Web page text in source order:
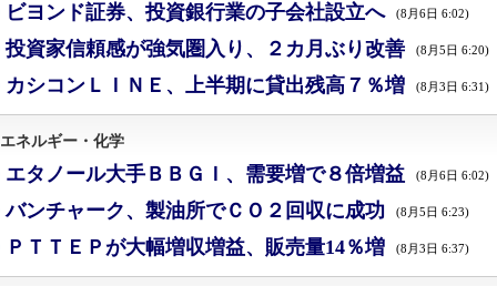
ビヨンド証券、投資銀行業の子会社設立へ (8月6日 6:02)
投資家信頼感が強気圏入り、２カ月ぶり改善 (8月5日 6:20)
カシコンＬＩＮＥ、上半期に貸出残高７％増 (8月3日 6:31)
エネルギー・化学
エタノール大手ＢＢＧＩ、需要増で８倍増益 (8月6日 6:02)
バンチャーク、製油所でＣＯ２回収に成功 (8月5日 6:23)
ＰＴＴＥＰが大幅増収増益、販売量14％増 (8月3日 6:37)